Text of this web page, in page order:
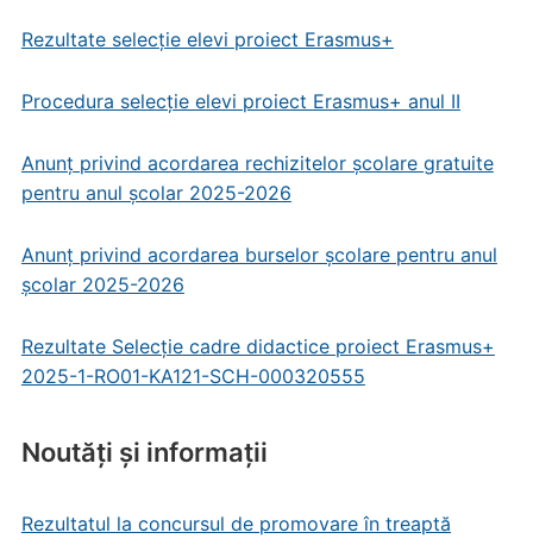
Rezultate selecție elevi proiect Erasmus+
Procedura selecție elevi proiect Erasmus+ anul II
Anunț privind acordarea rechizitelor școlare gratuite
pentru anul școlar 2025-2026
Anunț privind acordarea burselor școlare pentru anul
școlar 2025-2026
Rezultate Selecție cadre didactice proiect Erasmus+
2025-1-RO01-KA121-SCH-000320555
Noutăți și informații
Rezultatul la concursul de promovare în treaptă